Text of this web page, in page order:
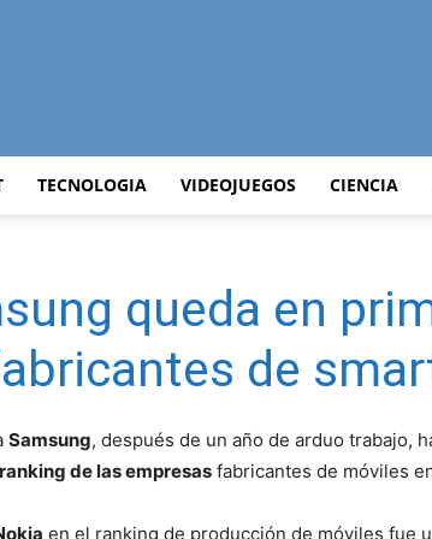
TECNOLOGIA VIDEOJUEGOS CIENCIA
queda en
de
Samsung, después de un año de arduo trabajo,
ranking de las empresas fabricantes de móviles
en el ranking de producción de móviles fue